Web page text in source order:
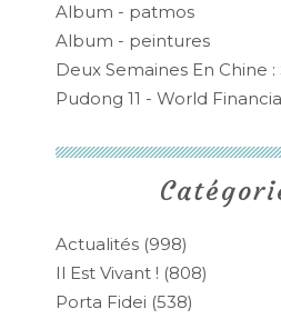
Actualités (998)
Il Est Vivant ! (808)
Porta Fidei (538)
Album - patmos
Album - peintures
Deux Semaines En Chine
Pudong 11 - World